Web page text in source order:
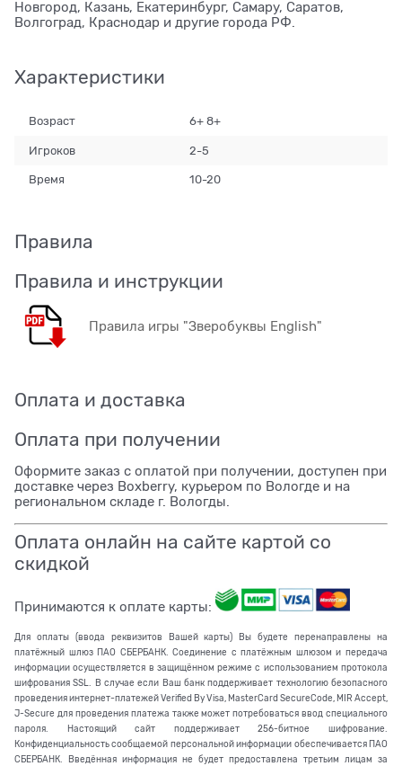
Новгород, Казань, Екатеринбург, Самару, Саратов,
Волгоград, Краснодар и другие города РФ.
Характеристики
Возраст 6+ 8+
Игроков 2-5
Время 10-20
Правила
Правила и инструкции
Правила игры "Зверобуквы English"
Оплата и доставка
Оплата при получении
Оформите заказ с оплатой при получении, доступен при
доставке через Boxberry, курьером по Вологде и на
региональном складе г. Вологды.
Оплата онлайн на сайте картой со
скидкой
Принимаются к оплате карты:
Для оплаты (ввода реквизитов Вашей карты) Вы будете перенаправлены на
платёжный шлюз ПАО СБЕРБАНК. Соединение с платёжным шлюзом и передача
информации осуществляется в защищённом режиме с использованием протокола
шифрования SSL. В случае если Ваш банк поддерживает технологию безопасного
проведения интернет-платежей Verified By Visa, MasterCard SecureCode, MIR Accept,
J-Secure для проведения платежа также может потребоваться ввод специального
пароля. Настоящий сайт поддерживает 256-битное шифрование.
Конфиденциальность сообщаемой персональной информации обеспечивается ПАО
СБЕРБАНК. Введённая информация не будет предоставлена третьим лицам за